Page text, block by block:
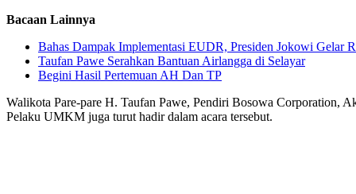
Bacaan Lainnya
Bahas Dampak Implementasi EUDR, Presiden Jokowi Gelar
Taufan Pawe Serahkan Bantuan Airlangga di Selayar
Begini Hasil Pertemuan AH Dan TP
Walikota Pare-pare H. Taufan Pawe, Pendiri Bosowa Corporation,
Pelaku UMKM juga turut hadir dalam acara tersebut.